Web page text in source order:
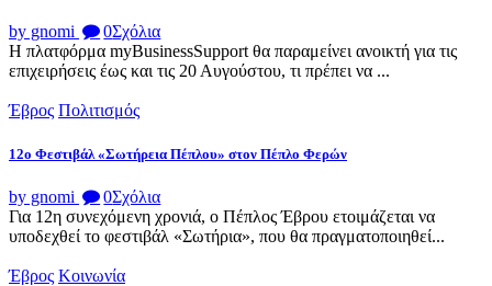
by gnomi 0Σχόλια
Η πλατφόρμα myBusinessSupport θα παραμείνει ανοικτή για τις
επιχειρήσεις έως και τις 20 Αυγούστου, τι πρέπει να ...
Έβρος Πολιτισμός
12ο Φεστιβάλ «Σωτήρεια Πέπλου» στον Πέπλο Φερών
by gnomi 0Σχόλια
Για 12η συνεχόμενη χρονιά, ο Πέπλος Έβρου ετοιμάζεται να
υποδεχθεί το φεστιβάλ «Σωτήρια», που θα πραγματοποιηθεί...
Έβρος Κοινωνία